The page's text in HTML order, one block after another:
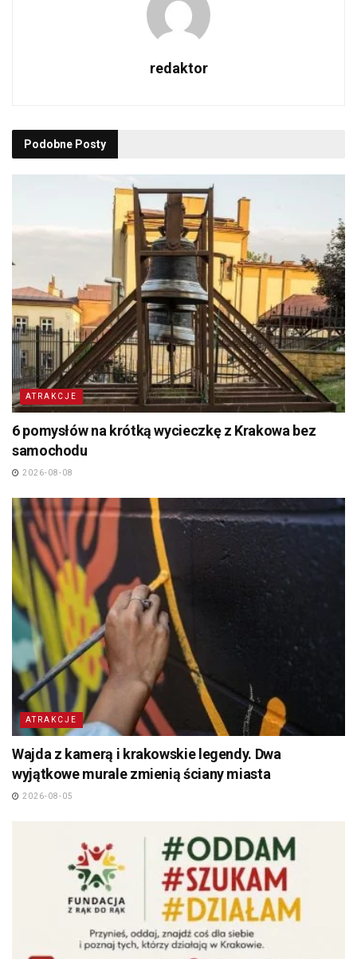
redaktor
Podobne Posty
ATRAKCJE
6 pomysłów na krótką wycieczkę z Krakowa bez
samochodu
2026-08-08
ATRAKCJE
Wajda z kamerą i krakowskie legendy. Dwa
wyjątkowe murale zmienią ściany miasta
2026-08-05